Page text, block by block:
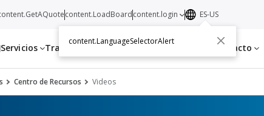
Servicios Transportistas Recursos Acerca de Contacto
content.LoadBoardcontent.login ES-US
content.LanguageSelectorAlert
Centro de Recursos Videos